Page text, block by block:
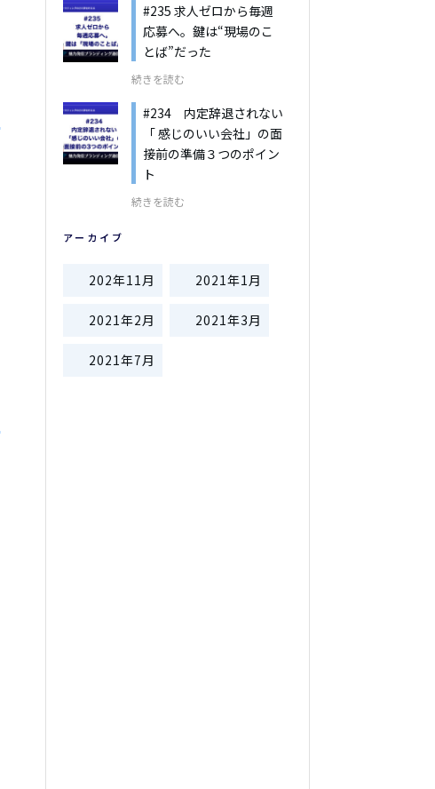
#235 求人ゼロから毎週
応募へ。鍵は“現場のこ
とば”だった
続きを読む
#234 内定辞退されない
「 感じのいい会社」の面
接前の準備３つのポイン
ト
続きを読む
アーカイブ
202年11月 2021年1月
2021年2月 2021年3月
2021年7月